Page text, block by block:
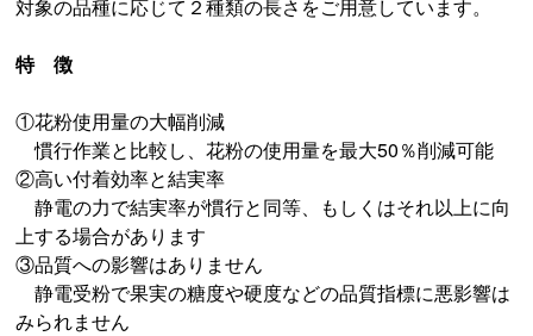
対象の品種に応じて２種類の長さをご用意しています。
特 徴
①花粉使用量の大幅削減
慣行作業と比較し、花粉の使用量を最大50％削減可能
②高い付着効率と結実率
静電の力で結実率が慣行と同等、もしくはそれ以上に向
上する場合があります
③品質への影響はありません
静電受粉で果実の糖度や硬度などの品質指標に悪影響は
みられません